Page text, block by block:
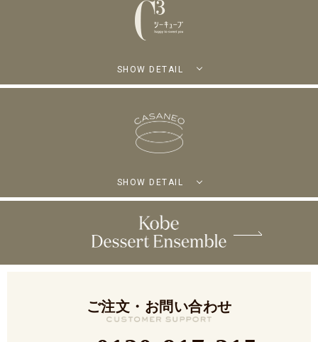
SHOW DETAIL
SHOW DETAIL
ご注文・お問い合わせ